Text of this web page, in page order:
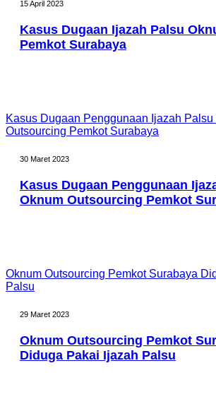
15 April 2023
Kasus Dugaan Ijazah Palsu
Pemkot Surabaya
Kasus Dugaan Penggunaan Ijazah Palsu
Outsourcing Pemkot Surabaya
30 Maret 2023
Kasus Dugaan Penggunaan
Oknum Outsourcing Pemkot
Oknum Outsourcing Pemkot Surabaya
Palsu
29 Maret 2023
Oknum Outsourcing Pemkot
Diduga Pakai Ijazah Palsu